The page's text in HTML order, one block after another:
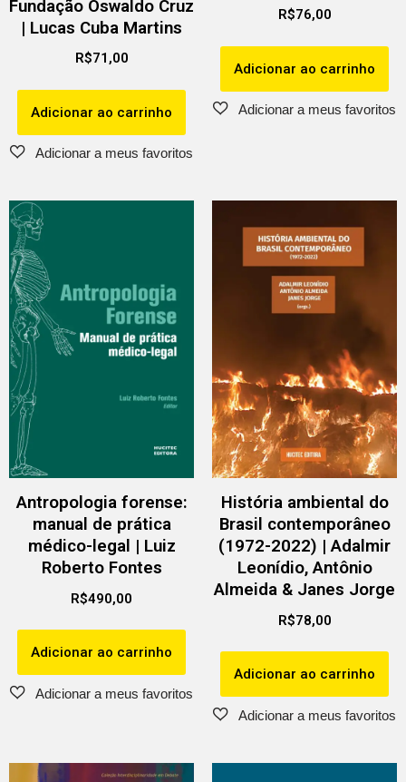
Fundação Oswaldo Cruz
| Lucas Cuba Martins
R$71,00
Adicionar ao carrinho
R$76,00
Adicionar ao carrinho
Antropologia forense:
manual de prática
médico-legal | Luiz
Roberto Fontes
R$490,00
Adicionar ao carrinho
História ambiental do
Brasil contemporâneo
(1972-2022) | Adalmir
Leonídio, Antônio
Almeida & Janes Jorge
R$78,00
Adicionar ao carrinho